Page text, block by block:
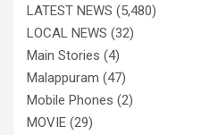
LATEST NEWS (5,480)
LOCAL NEWS (32)
Main Stories (4)
Malappuram (47)
Mobile Phones (2)
MOVIE (29)